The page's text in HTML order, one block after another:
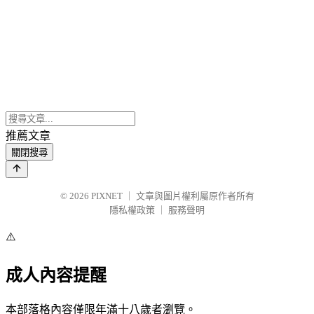
推薦文章
關閉搜尋
© 2026 PIXNET
文章與圖片權利屬原作者所有
隱私權政策
服務聲明
⚠️
成人內容提醒
本部落格內容僅限年滿十八歲者瀏覽。